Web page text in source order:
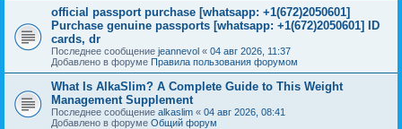
official passport purchase [whatsapp: +1(672)2050601]
Purchase genuine passports [whatsapp: +1(672)2050601] ID
cards, dr
Последнее сообщение jeannevol « 04 авг 2026, 11:37
Добавлено в форуме Правила пользования форумом
What Is AlkaSlim? A Complete Guide to This Weight
Management Supplement
Последнее сообщение alkaslim « 04 авг 2026, 08:41
Добавлено в форуме Общий форум